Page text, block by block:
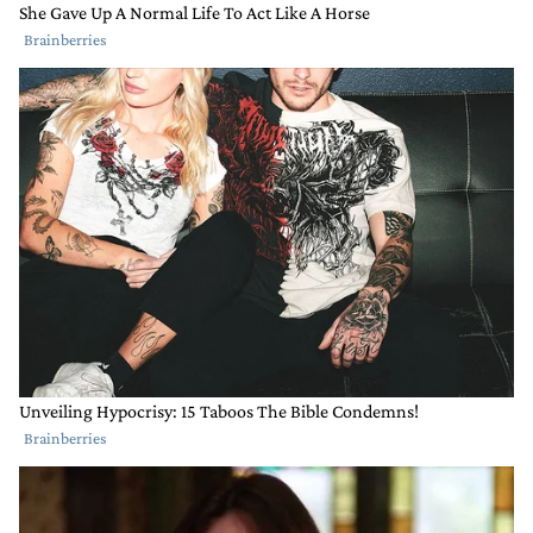
Que situación lamentable ! E inexplicable.! Salud y
educación , son las áreas mas importantes en
RESPONDER 0 0 COMPARTIR
MARCAR
COMO
INAPROPIADO
Comentario de Martin Lerma.
Martin Lerma 4 DE NOVIEMBRE DE 2022
Que vayan a laburar a los hospitales de provincia que
pagan mucho mejor.
RESPONDER COMPARTIR
MARCAR
COMO
INAPROPIADO
Comentario de pedro alfredo gardella.
pedro alfredo gardella 4 DE NOVIEMBRE DE 2022
sr intendente creo que ,va siendo hora que se ocupe
de los hospitales,que cada vez mas tiene mas
pacientes,como consecuencia del aumento constante
de las privadas,dejemos por un tiempo de arreglar
INAPROPIADO